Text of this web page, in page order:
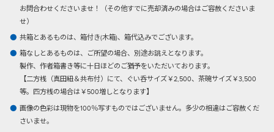
お問合わせくださいませ！（その他すでに売却済みの場合はご容赦くださいま
せ）
共箱とあるものは、箱付き(木箱)、箱代込みでございます。
箱なしとあるものは、ご所望の場合、別途お誂えとなります。
製作、作者箱書き等に十日ほどのご猶予をいただいております。
【二方桟（真田紐＆共布付）にて、ぐい呑サイズ￥2,500、茶碗サイズ￥3,500
等。四方桟の場合は￥500増しとなります】
画像の色彩は現物を100％写すものではございません。多少の相違はご容赦くだ
さいませ。